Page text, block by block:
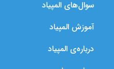
سوال‌های المپیاد
آموزش المپیاد
درباره‌ی المپیاد